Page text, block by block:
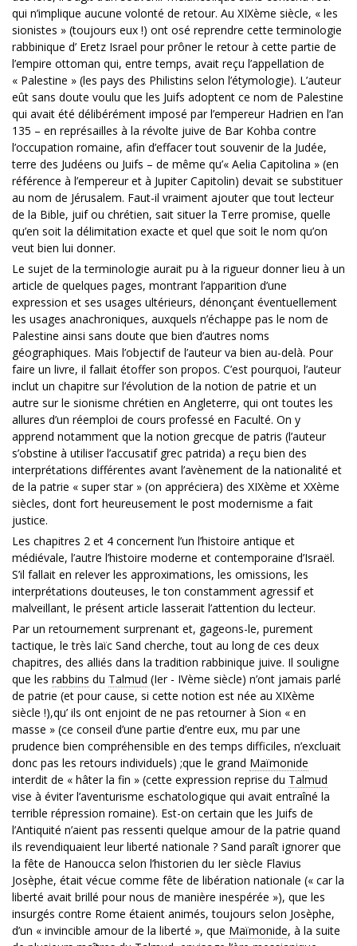
qui n’implique aucune volonté de retour. Au XIXème siècle, « les
sionistes » (toujours eux !) ont osé reprendre cette terminologie
rabbinique d’ Eretz Israel pour prôner le retour à cette partie de
l’empire ottoman qui, entre temps, avait reçu l’appellation de
« Palestine » (les pays des Philistins selon l’étymologie). L’auteur
eût sans doute voulu que les Juifs adoptent ce nom de Palestine
qui avait été délibérément imposé par l’empereur Hadrien en l’an
135 – en représailles à la révolte juive de Bar Kohba contre
l’occupation romaine, afin d’effacer tout souvenir de la Judée,
terre des Judéens ou Juifs – de même qu’« Aelia Capitolina » (en
référence à l’empereur et à Jupiter Capitolin) devait se substituer
au nom de Jérusalem. Faut-il vraiment ajouter que tout lecteur
de la Bible, juif ou chrétien, sait situer la Terre promise, quelle
qu’en soit la délimitation exacte et quel que soit le nom qu’on
veut bien lui donner.
Le sujet de la terminologie aurait pu à la rigueur donner lieu à un
article de quelques pages, montrant l’apparition d’une
expression et ses usages ultérieurs, dénonçant éventuellement
les usages anachroniques, auxquels n’échappe pas le nom de
Palestine ainsi sans doute que bien d’autres noms
géographiques. Mais l’objectif de l’auteur va bien au-delà. Pour
faire un livre, il fallait étoffer son propos. C’est pourquoi, l’auteur
inclut un chapitre sur l’évolution de la notion de patrie et un
autre sur le sionisme chrétien en Angleterre, qui ont toutes les
allures d’un réemploi de cours professé en Faculté. On y
apprend notamment que la notion grecque de patris (l’auteur
s’obstine à utiliser l’accusatif grec patrida) a reçu bien des
interprétations différentes avant l’avènement de la nationalité et
de la patrie « super star » (on appréciera) des XIXème et XXème
siècles, dont fort heureusement le post modernisme a fait
justice.
Les chapitres 2 et 4 concernent l’un l’histoire antique et
médiévale, l’autre l’histoire moderne et contemporaine d’Israël.
S’il fallait en relever les approximations, les omissions, les
interprétations douteuses, le ton constamment agressif et
malveillant, le présent article lasserait l’attention du lecteur.
Par un retournement surprenant et, gageons-le, purement
tactique, le très laïc Sand cherche, tout au long de ces deux
chapitres, des alliés dans la tradition rabbinique juive. Il souligne
que les rabbins du Talmud (Ier - IVème siècle) n’ont jamais parlé
de patrie (et pour cause, si cette notion est née au XIXème
siècle !),qu’ ils ont enjoint de ne pas retourner à Sion « en
masse » (ce conseil d’une partie d’entre eux, mu par une
prudence bien compréhensible en des temps difficiles, n’excluait
donc pas les retours individuels) ;que le grand Maïmonide
interdit de « hâter la fin » (cette expression reprise du Talmud
vise à éviter l’aventurisme eschatologique qui avait entraîné la
terrible répression romaine). Est-on certain que les Juifs de
l’Antiquité n’aient pas ressenti quelque amour de la patrie quand
ils revendiquaient leur liberté nationale ? Sand paraît ignorer que
la fête de Hanoucca selon l’historien du Ier siècle Flavius
Josèphe, était vécue comme fête de libération nationale (« car la
liberté avait brillé pour nous de manière inespérée »), que les
insurgés contre Rome étaient animés, toujours selon Josèphe,
d’un « invincible amour de la liberté », que Maïmonide, à la suite